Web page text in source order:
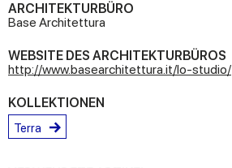
ARCHITEKTURBÜRO
Base Architettura
WEBSITE DES ARCHITEKTURBÜROS
http://www.basearchitettura.it/lo-studio/
KOLLEKTIONEN
Terra